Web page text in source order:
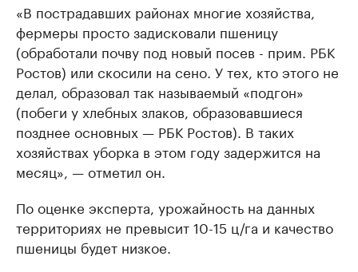
«В пострадавших районах многие хозяйства,
фермеры просто задисковали пшеницу
(обработали почву под новый посев - прим. РБК
Ростов) или скосили на сено. У тех, кто этого не
делал, образовал так называемый «подгон»
(побеги у хлебных злаков, образовавшиеся
позднее основных — РБК Ростов). В таких
хозяйствах уборка в этом году задержится на
месяц», — отметил он.
По оценке эксперта, урожайность на данных
территориях не превысит 10-15 ц/га и качество
пшеницы будет низкое.